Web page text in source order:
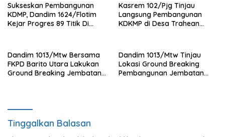
Sukseskan Pembangunan
KDMP, Dandim 1624/Flotim
Kejar Progres 89 Titik Di
Kasrem 102/Pjg Tinjau
Langsung Pembangunan
KDKMP di Desa Trahean
Dandim 1013/Mtw Bersama
FKPD Barito Utara Lakukan
Ground Breaking Jembatan
Dandim 1013/Mtw Tinjau
Lokasi Ground Breaking
Pembangunan Jembatan
Tinggalkan Balasan